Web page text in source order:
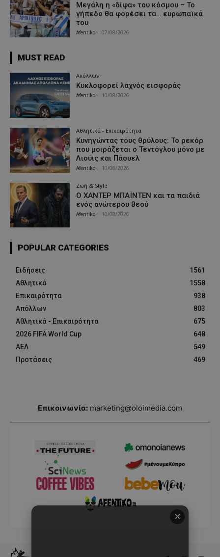
Μεγάλη η «δίψα» του κόσμου – Το
γήπεδο θα φορέσει τα… ευρωπαϊκά
του
Afentiko 07/08/2026
MUST READ
Απόλλων
Κυκλοφορεί λαχνός εισφοράς
Afentiko 10/08/2026
Αθλητικά - Επικαιρότητα
Κυνηγώντας τους θρύλους: Το ρεκόρ
που μοιράζεται ο Τεντόγλου μόνο με
Λιούις και Πάουελ
Afentiko 10/08/2026
Ζωή & Style
Ο ΧΑΝΤΕΡ ΜΠΑΪΝΤΕΝ και τα παιδιά
ενός ανώτερου θεού
Afentiko 10/08/2026
POPULAR CATEGORIES
Ειδήσεις
1561
Αθλητικά
1558
Επικαιρότητα
938
Απόλλων
803
Αθλητικά - Επικαιρότητα
675
2026 FIFA World Cup
648
ΑΕΛ
549
Προτάσεις
469
Επικοινωνία: marketing@oloimedia.com
✕